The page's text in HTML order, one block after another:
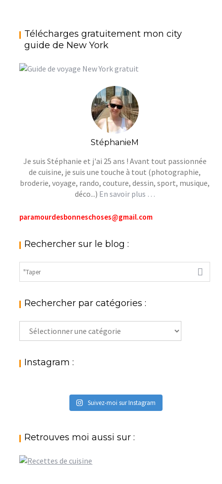
Télécharges gratuitement mon city
guide de New York
StéphanieM
Je suis Stéphanie et j'ai 25 ans ! Avant tout passionnée
de cuisine, je suis une touche à tout (photographie,
broderie, voyage, rando, couture, dessin, sport, musique,
déco...) En savoir plus …
paramourdesbonneschoses@gmail.com
Rechercher sur le blog :
Rechercher par catégories :
Rechercher
par
: Instagram :
Suivez-moi sur Instagram
Retrouves moi aussi sur :